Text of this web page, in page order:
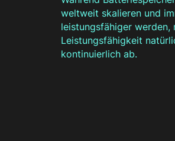
weltweit skalieren und
leistungsfähiger werden,
Leistungsfähigkeit
kontinuierlich ab.